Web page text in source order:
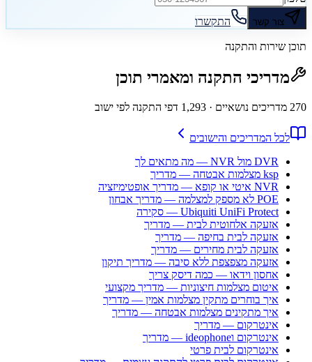
צור קשר התקשרו
תוכן שירות והתקנה
מדריכי התקנה ומאמרי תוכן
270 מדריכים נושאיים · 1,293 דפי התקנה לפי ישוב
לכל המדריכים והישובים
DVR מול NVR — מה מתאים לך
ksp מצלמות אבטחה — מדריך
NVR איטי או קופא — מדריך אופטימיזציה
POE לא מספק למצלמה — מדריך אבחון
Ubiquiti UniFi Protect — סקירה
אזעקה אלחוטית לבית — מדריך
אזעקה לבית בחיפה — מדריך
אזעקה לבית מחירים — מדריך
אזעקה מצפצפת ללא סיבה — מדריך תיקון
אחסון וידאו — כמה דיסק צריך
איטום מצלמות חיצוניות — מדריך מקצועי
איך בוחרים מתקין מצלמות אמין — מדריך
איך מתקינים מצלמות אבטחה — מדריך
אינטרקום — מדריך
אינטרקום וideophone — מדריך
אינטרקום לבית פרטי